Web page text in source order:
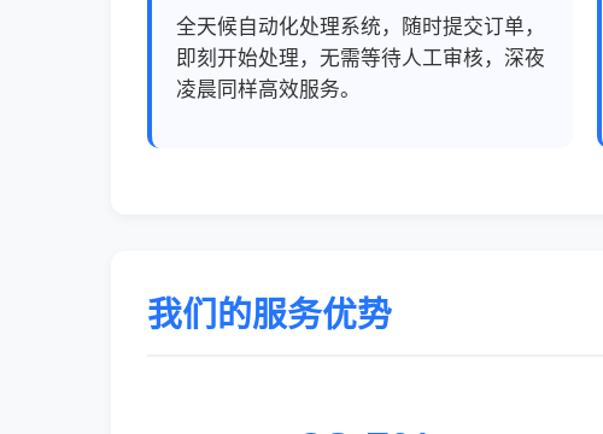
全天候自动化处理系统，随时提交订单，
即刻开始处理，无需等待人工审核，深夜
凌晨同样高效服务。
我们的服务优势